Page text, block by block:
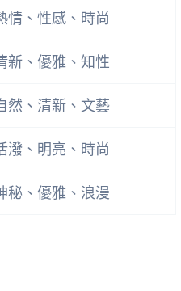
情、性感、時尚
新、優雅、知性
然、清新、文藝
潑、明亮、時尚
秘、優雅、浪漫